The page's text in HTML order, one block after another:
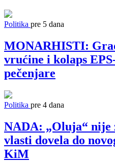
Politika pre 5 dana
MONARHISTI:
vrućine i kolaps
pečenjare
Politika pre 4 dana
NADA: „Oluja“ nije
vlasti dovela do
KiM